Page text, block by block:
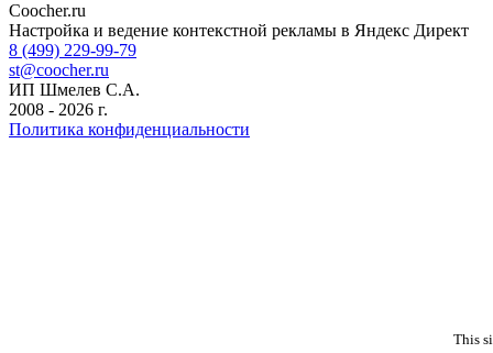
Amphibious Theme by
Coocher.ru
Настройка и ведение контекстной рекламы в Яндекс Директ
8 (499) 229-99-79
st@coocher.ru
ИП Шмелев С.А.
2008 - 2026 г.
Политика конфиденциальности
This